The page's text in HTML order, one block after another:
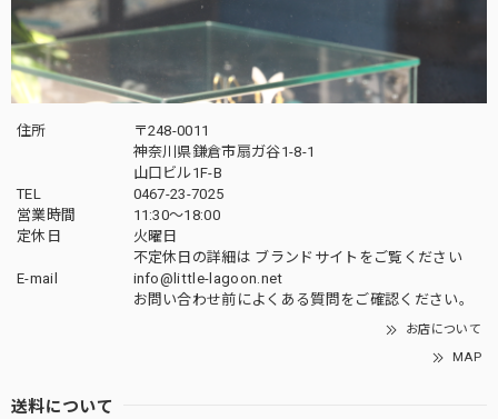
住所
〒248-0011
神奈川県鎌倉市扇ガ谷1-8-1
山口ビル1F-B
TEL
0467-23-7025
営業時間
11:30～18:00
定休日
火曜日
不定休日の詳細は ブランドサイト をご覧ください
E-mail
info@little-lagoon.net
お問い合わせ前によくある質問をご確認ください。
お店について
MAP
送料について